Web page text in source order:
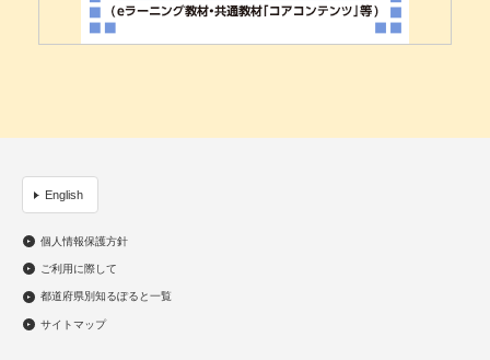
English
個人情報保護方針
ご利用に際して
都道府県別知るぽると一覧
サイトマップ